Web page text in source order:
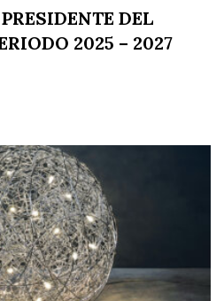
DEL
2025 – 2027